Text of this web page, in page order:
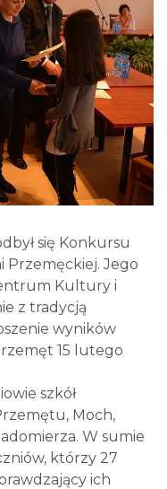
się Konkursu
Przemęckiej. Jego
Kultury i
z tradycją
wyników
15 lutego
szkół
Moch,
W sumie
którzy 27
ich